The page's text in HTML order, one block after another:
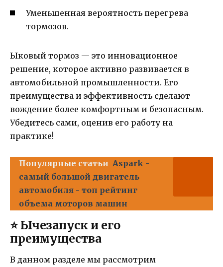
Уменьшенная вероятность перегрева
тормозов.
Ыковый тормоз — это инновационное
решение, которое активно развивается в
автомобильной промышленности. Его
преимущества и эффективность сделают
вождение более комфортным и безопасным.
Убедитесь сами, оценив его работу на
практике!
Популярные статьи Aspark -
самый большой двигатель
автомобиля - топ рейтинг
объема моторов машин
⭐️ Ычезапуск и его
преимущества
В данном разделе мы рассмотрим